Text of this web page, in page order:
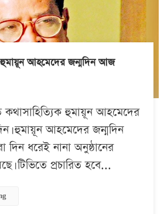
হুমায়ূন আহমেদের জন্মদিন আজ
কথাসাহিত্যিক হুমায়ূন আহমেদের
হুমায়ূন আহমেদের জন্মদিন
ধরেই নানা অনুষ্ঠানের
টিভিতে প্রচারিত হবে...